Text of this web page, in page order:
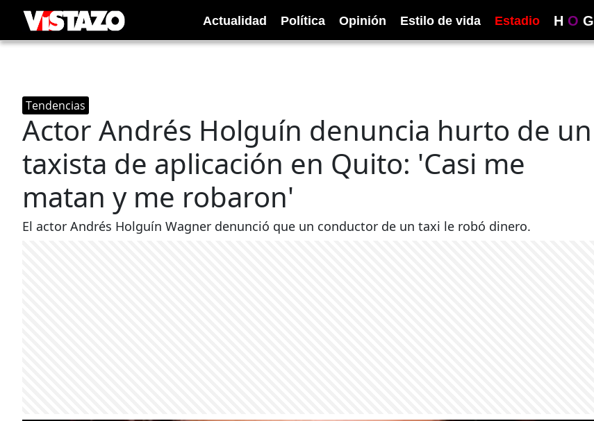
Actualidad Política Opinión Estilo de vida Estadio H O G
Tendencias
Actor Andrés Holguín denuncia hurto de un
taxista de aplicación en Quito: 'Casi me
matan y me robaron'
El actor Andrés Holguín Wagner denunció que un conductor de un taxi le robó dinero.